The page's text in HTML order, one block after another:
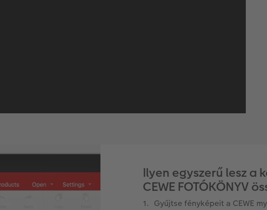
Ilyen egyszerű lesz a
CEWE FOTÓKÖNYV
Gyűjtse fényképeit a CEWE